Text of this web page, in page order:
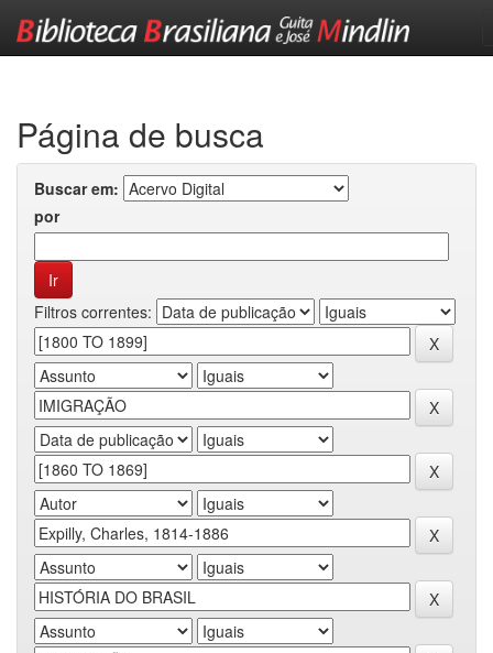
Página de busca
Buscar em:
por
Filtros correntes: